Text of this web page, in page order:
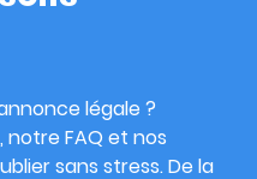
légale ?
notre FAQ et nos
sans stress. De la